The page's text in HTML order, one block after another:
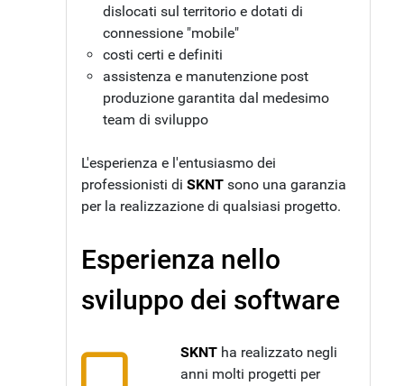
dislocati sul territorio e dotati di
connessione "mobile"
costi certi e definiti
assistenza e manutenzione post
produzione garantita dal medesimo
team di sviluppo
L'esperienza e l'entusiasmo dei
professionisti di SKNT sono una garanzia
per la realizzazione di qualsiasi progetto.
Esperienza nello
sviluppo dei software
SKNT ha realizzato negli
anni molti progetti per